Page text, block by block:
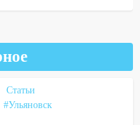
мощного
крушить
на дом на
Статьи
#Ульяновск